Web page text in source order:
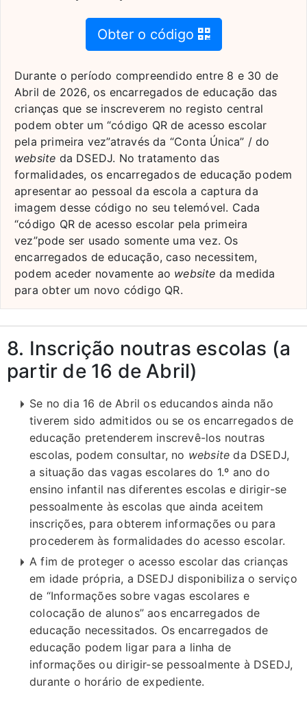
Obter o código
Durante o período compreendido entre 8 e 30 de
Abril de 2026, os encarregados de educação das
crianças que se inscreverem no registo central
podem obter um “código QR de acesso escolar
pela primeira vez”através da “Conta Única” / do
website da DSEDJ. No tratamento das
formalidades, os encarregados de educação podem
apresentar ao pessoal da escola a captura da
imagem desse código no seu telemóvel. Cada
“código QR de acesso escolar pela primeira
vez”pode ser usado somente uma vez. Os
encarregados de educação, caso necessitem,
podem aceder novamente ao website da medida
para obter um novo código QR.
8. Inscrição noutras escolas (a
partir de 16 de Abril)
Se no dia 16 de Abril os educandos ainda não
tiverem sido admitidos ou se os encarregados de
educação pretenderem inscrevê-los noutras
escolas, podem consultar, no website da DSEDJ,
a situação das vagas escolares do 1.º ano do
ensino infantil nas diferentes escolas e dirigir-se
pessoalmente às escolas que ainda aceitem
inscrições, para obterem informações ou para
procederem às formalidades do acesso escolar.
A fim de proteger o acesso escolar das crianças
em idade própria, a DSEDJ disponibiliza o serviço
de “Informações sobre vagas escolares e
colocação de alunos” aos encarregados de
educação necessitados. Os encarregados de
educação podem ligar para a linha de
informações ou dirigir-se pessoalmente à DSEDJ,
durante o horário de expediente.